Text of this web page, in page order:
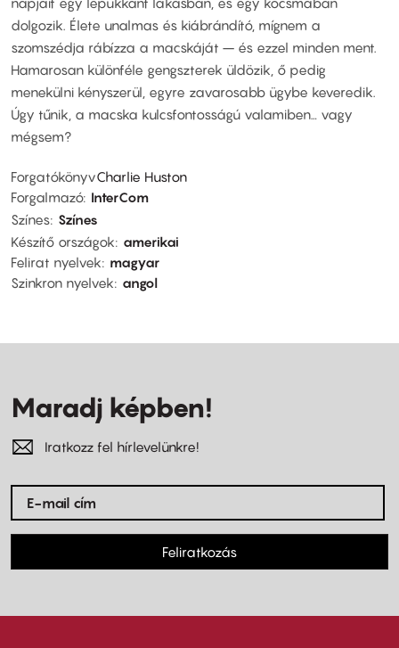
dolgozik. Élete unalmas és kiábrándító, mígnem a
szomszédja rábízza a macskáját – és ezzel minden ment.
Hamarosan különféle gengszterek üldözik, ő pedig
menekülni kényszerül, egyre zavarosabb ügybe keveredik.
Úgy tűnik, a macska kulcsfontosságú valamiben… vagy
mégsem?
ForgatókönyvCharlie Huston
Forgalmazó InterCom
Színes Színes
Készítő országok
amerikai
Felirat nyelvek
magyar
Szinkron nyelvek
angol
Maradj képben!
Iratkozz fel hírlevelünkre!
Feliratkozás